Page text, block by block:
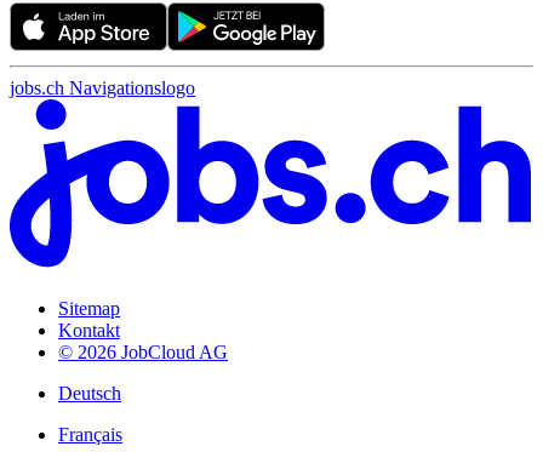
jobs.ch Navigationslogo
Sitemap
Kontakt
© 2026 JobCloud AG
Deutsch
Français